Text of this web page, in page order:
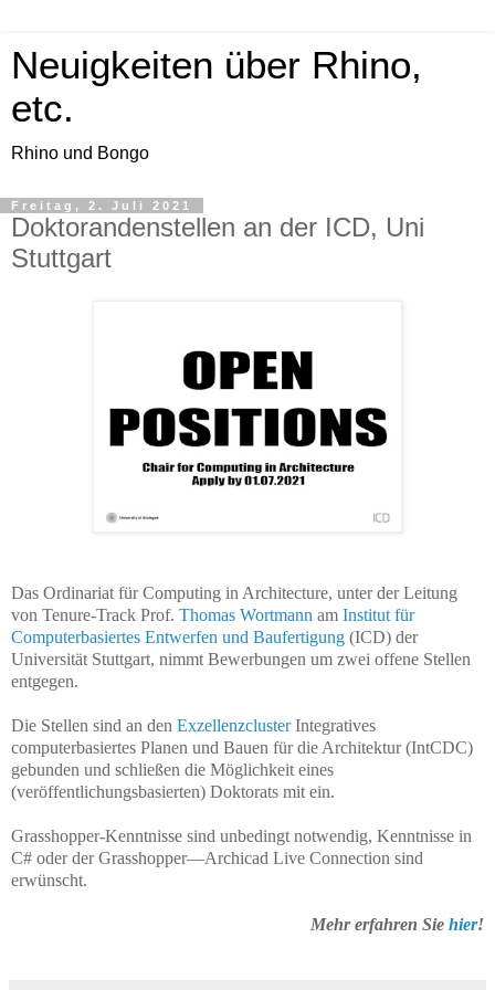
Neuigkeiten über Rhino,
etc.
Rhino und Bongo
Freitag, 2. Juli 2021
Doktorandenstellen an der ICD, Uni
Stuttgart
Das Ordinariat für Computing in Architecture, unter der Leitung
von Tenure-Track Prof. Thomas Wortmann am Institut für
Computerbasiertes Entwerfen und Baufertigung (ICD) der
Universität Stuttgart, nimmt Bewerbungen um zwei offene Stellen
entgegen.
Die Stellen sind an den ExzellenzclusterIntegratives
computerbasiertes Planen und Bauen für die Architektur (IntCDC)
gebunden und schließen die Möglichkeit eines
(veröffentlichungsbasierten) Doktorats mit ein.
Grasshopper-Kenntnisse sind unbedingt notwendig, Kenntnisse in
C# oder der Grasshopper—Archicad Live Connection sind
erwünscht.
Mehr erfahren Sie hier!